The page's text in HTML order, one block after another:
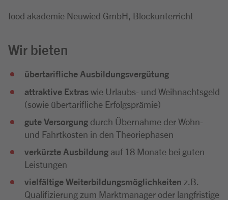
food akademie Neuwied GmbH, Blockunterricht
Wir bieten
übertarifliche Ausbildungsvergütung
attraktive Extraswie Urlaubs- und Weihnachtsgeld
(sowie übertarifliche Erfolgsprämie)
gute Versorgung durch Übernahme der Wohn-
und Fahrtkosten in den Theoriephasen
verkürzte Ausbildung auf 18 Monate bei guten
Leistungen
vielfältige Weiterbildungsmöglichkeiten z.B.
Qualifizierung zum Marktmanager oder langfristige